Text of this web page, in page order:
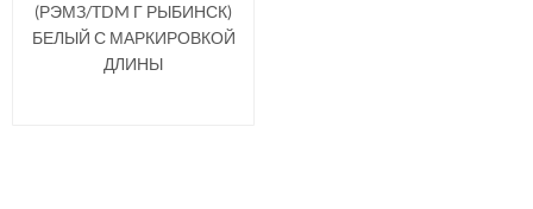
(РЭМЗ/TDM Г РЫБИНСК)
БЕЛЫЙ С МАРКИРОВКОЙ
ДЛИНЫ